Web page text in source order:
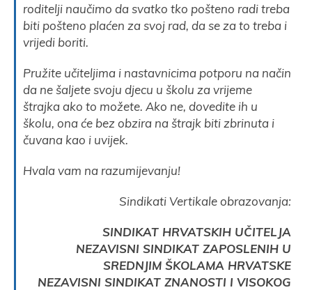
roditelji naučimo da svatko tko pošteno radi treba
biti pošteno plaćen za svoj rad, da se za to treba i
vrijedi boriti.
Pružite učiteljima i nastavnicima potporu na način
da ne šaljete svoju djecu u školu za vrijeme
štrajka ako to možete. Ako ne, dovedite ih u
školu, ona će bez obzira na štrajk biti zbrinuta i
čuvana kao i uvijek.
Hvala vam na razumijevanju!
Sindikati Vertikale obrazovanja:
SINDIKAT HRVATSKIH UČITELJA
NEZAVISNI SINDIKAT ZAPOSLENIH U
SREDNJIM ŠKOLAMA HRVATSKE
NEZAVISNI SINDIKAT ZNANOSTI I VISOKOG